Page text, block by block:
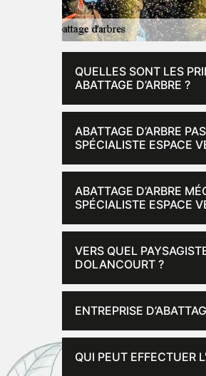
QUELLES SONT LES
ABATTAGE D’ARBRE ?
ABATTAGE D’ARBRE
SPÉCIALISTE ESPACE
ABATTAGE D’ARBRE
SPÉCIALISTE ESPACE
VERS QUEL
DOLANCOURT ?
ENTREPRISE
QUI PEUT EFFECTUER